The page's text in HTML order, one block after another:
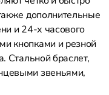
дополнительные
и 24-х часового
кнопками и резной
Стальной браслет,
звеньями,